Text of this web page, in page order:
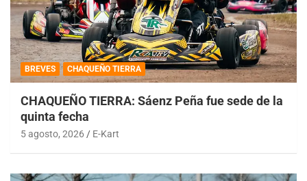
BREVES CHAQUEÑO TIERRA
CHAQUEÑO TIERRA: Sáenz Peña fue sede de la
quinta fecha
5 agosto, 2026 E-Kart